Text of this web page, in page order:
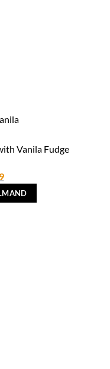
Vanila Fudge
Huidige
prijs
is: